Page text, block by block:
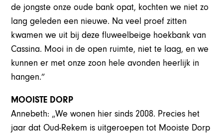
de jongste onze oude bank opat, kochten we niet zo
lang geleden een nieuwe. Na veel proef zitten
kwamen we uit bij deze fluweelbeige hoekbank van
Cassina. Mooi in de open ruimte, niet te laag, en we
kunnen er met onze zoon hele avonden heerlijk in
hangen.”
MOOISTE DORP
Annebeth: „We wonen hier sinds 2008. Precies het
jaar dat Oud-Rekem is uitgeroepen tot Mooiste Dorp